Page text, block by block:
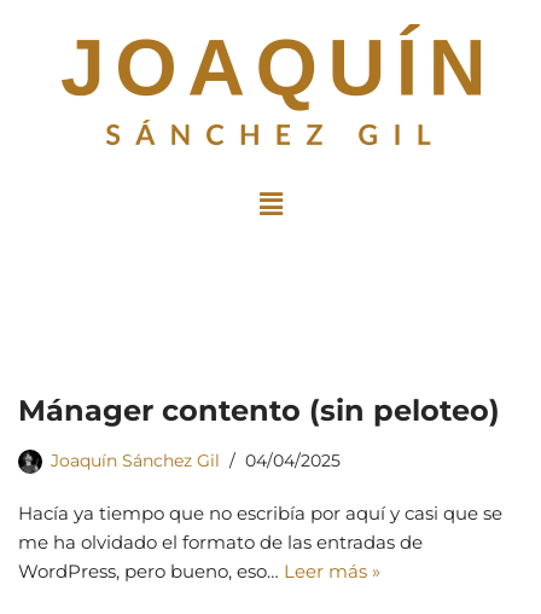
contenido
Mánager contento (sin peloteo)
Joaquín Sánchez Gil 04/04/2025
Hacía ya tiempo que no escribía por aquí y casi que se
me ha olvidado el formato de las entradas de
WordPress, pero bueno, eso… Leer más »